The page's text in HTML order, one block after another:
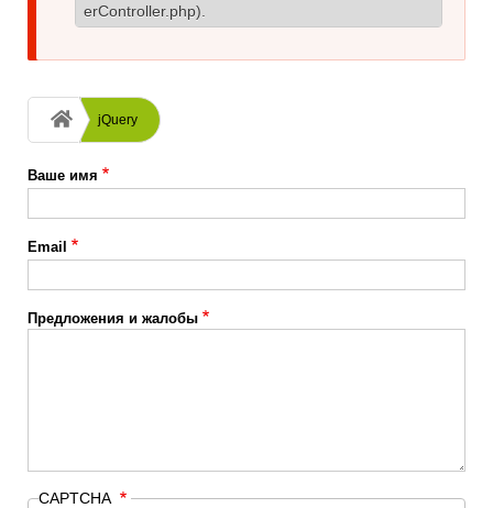
erController.php).
СтрокаjQuery
Ваше имя
Email
Предложения и жалобы
CAPTCHA